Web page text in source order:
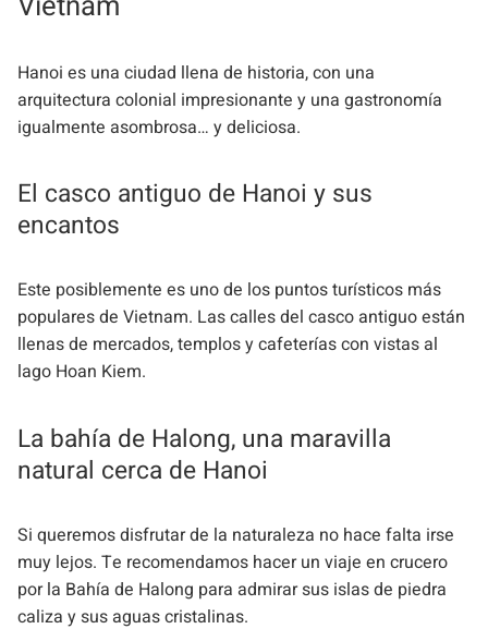
Hanoi es una ciudad llena de historia, con una
arquitectura colonial impresionante y una gastronomía
igualmente asombrosa… y deliciosa.
El casco antiguo de Hanoi y sus
encantos
Este posiblemente es uno de los puntos turísticos más
populares de Vietnam. Las calles del casco antiguo están
llenas de mercados, templos y cafeterías con vistas al
lago Hoan Kiem.
La bahía de Halong, una maravilla
natural cerca de Hanoi
Si queremos disfrutar de la naturaleza no hace falta irse
muy lejos. Te recomendamos hacer un viaje en crucero
por la Bahía de Halong para admirar sus islas de piedra
caliza y sus aguas cristalinas.